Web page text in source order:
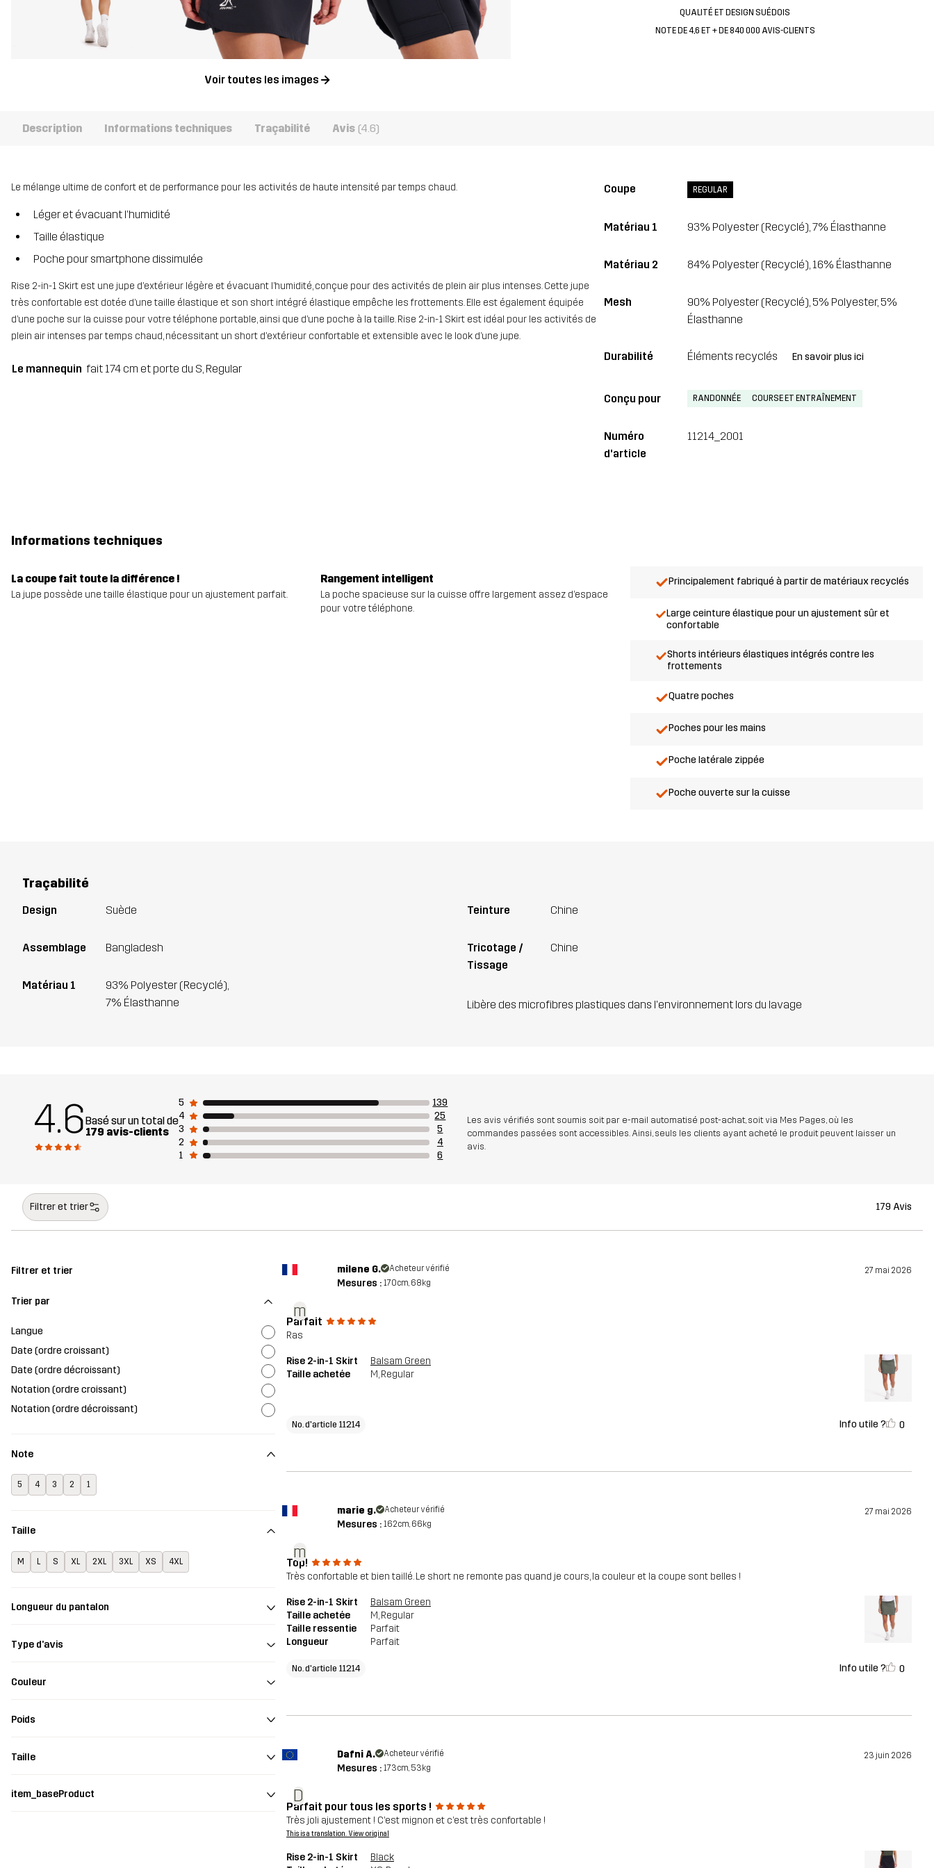
Voir toutes les images
QUALITÉ ET DESIGN SUÉDOIS
NOTE DE 4,6 ET + DE 840 000 AVIS-CLIENTS
Description Informations techniques Traçabilité Avis (4.6)
Le mélange ultime de confort et de performance pour les activités de haute intensité par temps chaud.
Léger et évacuant l’humidité
Taille élastique
Poche pour smartphone dissimulée
Rise 2-in-1 Skirt est une jupe d’extérieur légère et évacuant l’humidité, conçue pour des activités de plein air plus intenses. Cette jupe
très confortable est dotée d’une taille élastique et son short intégré élastique empêche les frottements. Elle est également équipée
d’une poche sur la cuisse pour votre téléphone portable, ainsi que d’une poche à la taille. Rise 2-in-1 Skirt est idéal pour les activités de
plein air intenses par temps chaud, nécessitant un short d’extérieur confortable et extensible avec le look d’une jupe.
Le mannequin fait 174 cm et porte du S, Regular
Coupe REGULAR
Matériau 1 93% Polyester (Recyclé), 7% Élasthanne
Matériau 2 84% Polyester (Recyclé), 16% Élasthanne
Mesh
90% Polyester (Recyclé), 5% Polyester, 5%
Élasthanne
Durabilité Éléments recyclés En savoir plus ici
Conçu pour RANDONNÉE COURSE ET ENTRAÎNEMENT
Numéro
d'article
11214_2001
Informations techniques
La coupe fait toute la différence !
La jupe possède une taille élastique pour un ajustement parfait.
Rangement intelligent
La poche spacieuse sur la cuisse offre largement assez d’espace
pour votre téléphone.
Principalement fabriqué à partir de matériaux recyclés
Large ceinture élastique pour un ajustement sûr et
confortable
Shorts intérieurs élastiques intégrés contre les
frottements
Quatre poches
Poches pour les mains
Poche latérale zippée
Poche ouverte sur la cuisse
Traçabilité
Design Suède
Assemblage Bangladesh
Matériau 1
93% Polyester (Recyclé),
7% Élasthanne
Teinture Chine
Tricotage /
Tissage
Chine
Libère des microfibres plastiques dans l'environnement lors du lavage
4.6Basé sur un total de
179 avis-clients
5
139
4
25
3
5
2
4
1
6
Les avis vérifiés sont soumis soit par e-mail automatisé post-achat, soit via Mes Pages, où les
commandes passées sont accessibles. Ainsi, seuls les clients ayant acheté le produit peuvent laisser un
avis.
Filtrer et trier 179 Avis
Filtrer et trier
Trier par
Langue
Date (ordre croissant)
Date (ordre décroissant)
Notation (ordre croissant)
Notation (ordre décroissant)
Note
5 4 3 2 1
Taille
M L S XL 2XL 3XL XS 4XL
Longueur du pantalon
Type d'avis
Couleur
Poids
Taille
item_baseProduct
m
milene G. Acheteur vérifié 27 mai 2026
Mesures : 170cm, 68kg
Parfait
Ras
Rise 2-in-1 Skirt
Balsam Green
Taille achetée
M, Regular
No. d'article 11214 Info utile ? 0
m
marie g. Acheteur vérifié 27 mai 2026
Mesures : 162cm, 66kg
Top!
Très confortable et bien taillé. Le short ne remonte pas quand je cours, la couleur et la coupe sont belles !
Rise 2-in-1 Skirt
Balsam Green
Taille achetée
M, Regular
Taille ressentie
Parfait
Longueur
Parfait
No. d'article 11214 Info utile ? 0
D
Dafni A. Acheteur vérifié 23 juin 2026
Mesures : 173cm, 53kg
Parfait pour tous les sports !
Très joli ajustement ! C’est mignon et c’est très confortable !
This is a translation. View original
Rise 2-in-1 Skirt
Black